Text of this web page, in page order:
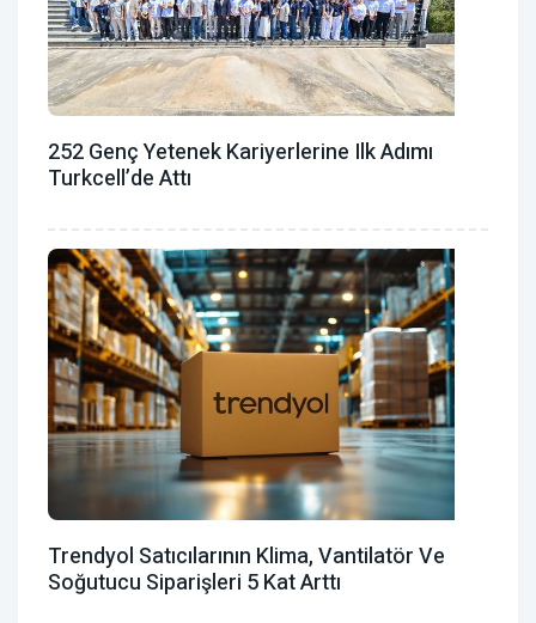
252 Genç Yetenek Kariyerlerine Ilk Adımı
Turkcell’de Attı
Trendyol Satıcılarının Klima, Vantilatör ‎ve
Soğutucu Siparişleri 5 Kat Arttı